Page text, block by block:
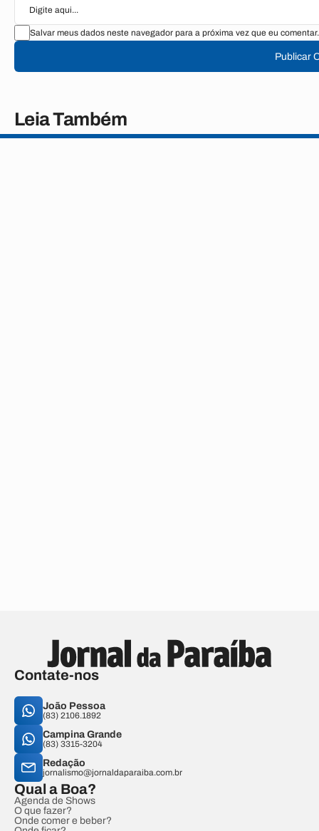
Salvar meus dados neste navegador para a próxima vez que eu comentar.
Publicar
Leia Também
Contate-nos
João Pessoa
(83) 2106.1892
Campina Grande
(83) 3315-3204
Redação
jornalismo@jornaldaparaiba.com.br
Qual a Boa?
Agenda de Shows
O que fazer?
Onde comer e beber?